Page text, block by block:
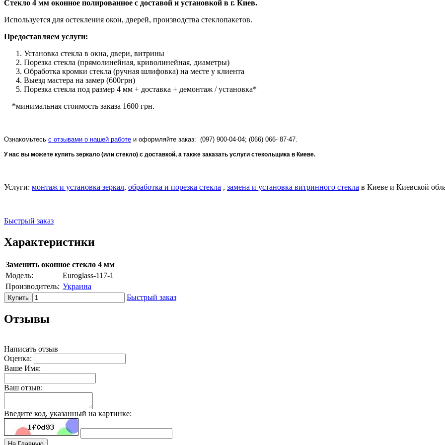
Стекло 4 мм оконное полированное с доставой и установкой в г. Киев.
Используется для остекления окон, дверей, производства стеклопакетов.
Предоставляем услуги:
Установка стекла в окна, двери, витрины
Порезка стекла (прямолинейная, криволинейная, диаметры)
Обработка кромки стекла (ручная шлифовка) на месте у клиента
Выезд мастера на замер (600грн)
Порезка стекла под размер 4 мм + доставка + демонтаж / установка*
*минимальная стоимость заказа 1600 грн.
Ознакомьтесь с отзывами о нашей работе и оформляйте заказ: (097) 900-04-04; (066) 066- 87-47.
У нас вы можете купить зеркало (или стекло) с доставкой, а также заказать услуги стекольщика в Киеве.
Услуги: монтаж и установка зеркал, обработка и порезка стекла , замена и установка витринного стекла в Киеве и Киевской
Быстрый заказ
Характеристики
Заменить оконное стекло 4 мм
Модель:
Euroglass-117-1
Производитель: Украина
Купить Быстрый заказ
Отзывы
Написать отзыв
Оценка:
Ваше Имя:
Ваш отзыв:
Введите код, указанный на картинке: